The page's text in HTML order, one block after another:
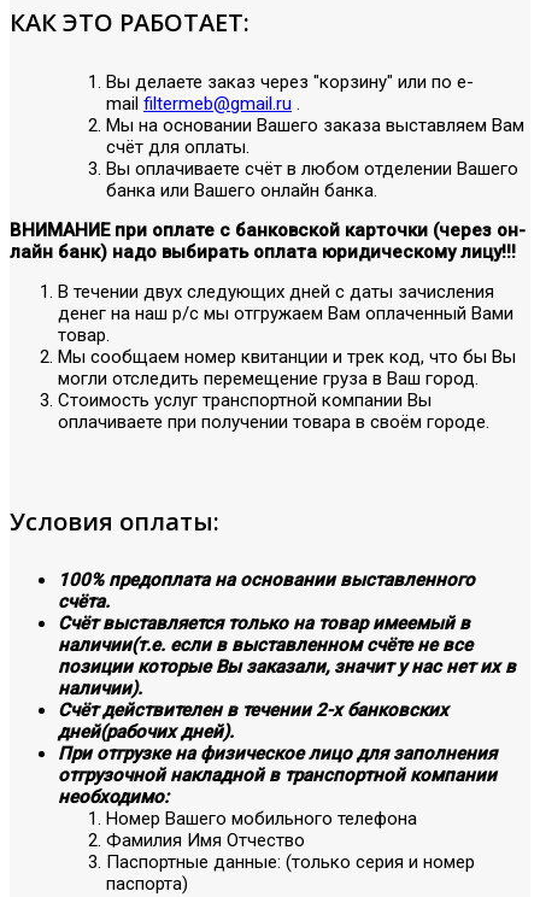
КАК ЭТО РАБОТАЕТ:
Вы делаете заказ через "корзину" или по е-
mail filtermeb@gmail.ru .
Мы на основании Вашего заказа выставляем Вам
счёт для оплаты.
Вы оплачиваете счёт в любом отделении Вашего
банка или Вашего онлайн банка.
ВНИМАНИЕ при оплате с банковской карточки (через он-
лайн банк) надо выбирать оплата юридическому лицу!!!
В течении двух следующих дней с даты зачисления
денег на наш р/с мы отгружаем Вам оплаченный Вами
товар.
Мы сообщаем номер квитанции и трек код, что бы Вы
могли отследить перемещение груза в Ваш город.
Стоимость услуг транспортной компании Вы
оплачиваете при получении товара в своём городе.
Условия оплаты:
100% предоплата на основании выставленного
счёта.
Счёт выставляется только на товар имеемый в
наличии(т.е. если в выставленном счёте не все
позиции которые Вы заказали, значит у нас нет их в
наличии).
Счёт действителен в течении 2-х банковских
дней(рабочих дней).
При отгрузке на физическое лицо для заполнения
отгрузочной накладной в транспортной компании
необходимо:
Номер Вашего мобильного телефона
Фамилия Имя Отчество
Паспортные данные: (только серия и номер
паспорта)